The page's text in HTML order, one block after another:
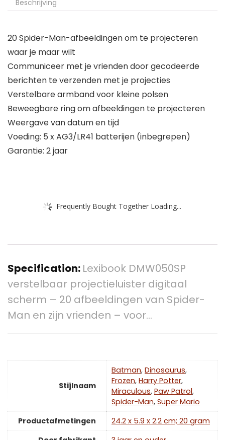
Beschrijving
20 Spider-Man-afbeeldingen om te projecteren
waar je maar wilt
Communiceer met je vrienden door gecodeerde
berichten te verzenden met je projecties
Verstelbare armband voor kleine polsen
Beweegbare ring om afbeeldingen te projecteren
Weergave van datum en tijd
Voeding: 5 x AG3/LR41 batterijen (inbegrepen)
Garantie: 2 jaar
Frequently Bought Together Loading...
Specification: Lexibook DMW050SP
verstelbaar projectieluister digitaal
scherm – 20 afbeeldingen van Spider-
Man en zijn vrienden – voor…
Stijlnaam
Batman, Dinosaurus,
Frozen, Harry Potter,
Miraculous, Paw Patrol,
Spider-Man, Super Mario
Productafmetingen
‎24.2 x 5.9 x 2.2 cm; 20 gram